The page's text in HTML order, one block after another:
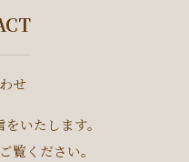
せ
いたします。
覧ください。